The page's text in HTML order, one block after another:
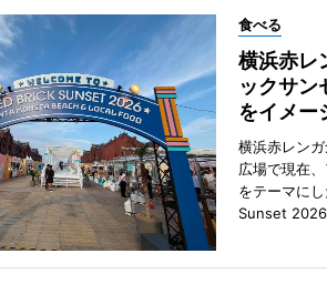
食べる
横浜赤レ
ックサ
をイメ
横浜赤レン
広場で現在
をテーマに
Sunset 2026